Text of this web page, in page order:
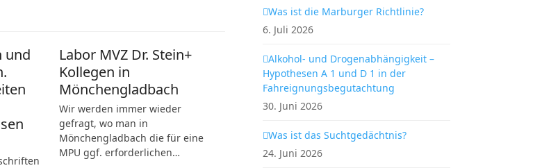
und
Labor MVZ Dr. Stein+
Kollegen in
Mönchengladbach
Wir werden immer wieder
gefragt, wo man in
Mönchengladbach die für eine
MPU ggf. erforderlichen…
Was ist die Marburger Richtlinie?
6. Juli 2026
Alkohol- und Drogenabhängigkeit –
Hypothesen A 1 und D 1 in der
Fahreignungsbegutachtung
30. Juni 2026
Was ist das Suchtgedächtnis?
24. Juni 2026